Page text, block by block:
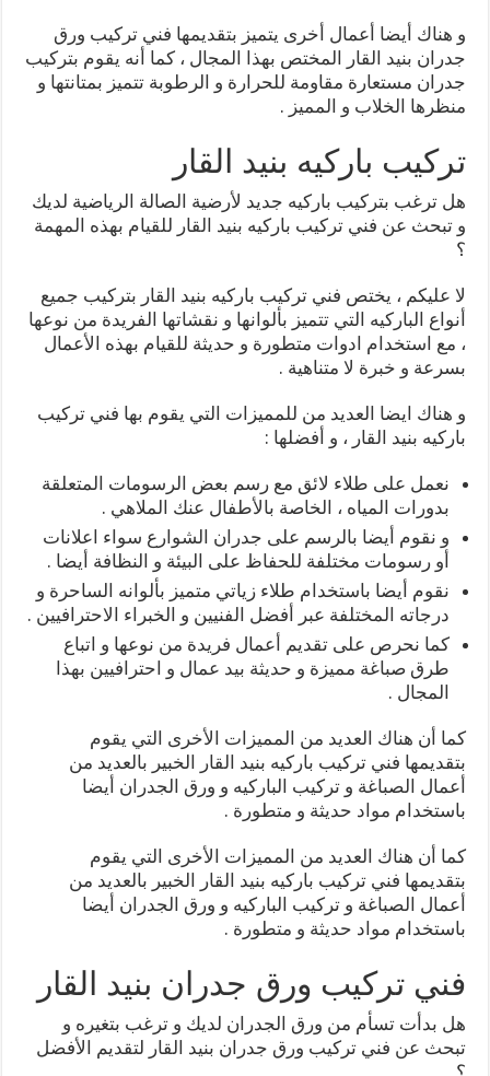
و هناك أيضا أعمال أخرى يتميز بتقديمها فني تركيب ورق
جدران بنيد القار المختص بهذا المجال ، كما أنه يقوم بتركيب
جدران مستعارة مقاومة للحرارة و الرطوبة تتميز بمتانتها و
منظرها الخلاب و المميز .
تركيب باركيه بنيد القار
هل ترغب بتركيب باركيه جديد لأرضية الصالة الرياضية لديك
و تبحث عن فني تركيب باركيه بنيد القار للقيام بهذه المهمة
؟
لا عليكم ، يختص فني تركيب باركيه بنيد القار بتركيب جميع
أنواع الباركيه التي تتميز بألوانها و نقشاتها الفريدة من نوعها
، مع استخدام ادوات متطورة و حديثة للقيام بهذه الأعمال
بسرعة و خبرة لا متناهية .
و هناك ايضا العديد من للمميزات التي يقوم بها فني تركيب
باركيه بنيد القار ، و أفضلها :
نعمل على طلاء لائق مع رسم بعض الرسومات المتعلقة
بدورات المياه ، الخاصة بالأطفال عنك الملاهي .
و نقوم أيضا بالرسم على جدران الشوارع سواء اعلانات
أو رسومات مختلفة للحفاظ على البيئة و النظافة أيضا .
نقوم أيضا باستخدام طلاء زياتي متميز بألوانه الساحرة و
درجاته المختلفة عبر أفضل الفنيين و الخبراء الاحترافيين .
كما نحرص على تقديم أعمال فريدة من نوعها و اتباع
طرق صباغة مميزة و حديثة بيد عمال و احترافيين بهذا
المجال .
كما أن هناك العديد من المميزات الأخرى التي يقوم
بتقديمها فني تركيب باركيه بنيد القار الخبير بالعديد من
أعمال الصباغة و تركيب الباركيه و ورق الجدران أيضا
باستخدام مواد حديثة و متطورة .
كما أن هناك العديد من المميزات الأخرى التي يقوم
بتقديمها فني تركيب باركيه بنيد القار الخبير بالعديد من
أعمال الصباغة و تركيب الباركيه و ورق الجدران أيضا
باستخدام مواد حديثة و متطورة .
فني تركيب ورق جدران بنيد القار
هل بدأت تسأم من ورق الجدران لديك و ترغب بتغيره و
تبحث عن فني تركيب ورق جدران بنيد القار لتقديم الأفضل
؟